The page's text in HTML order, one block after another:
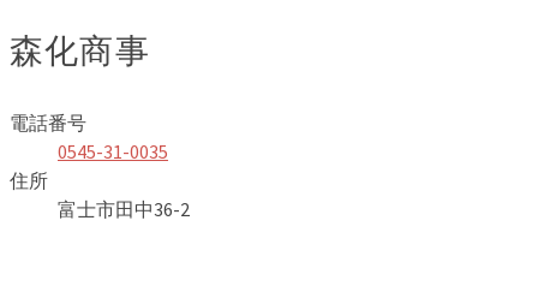
森化商事
電話番号
0545-31-0035
住所
富士市田中36-2